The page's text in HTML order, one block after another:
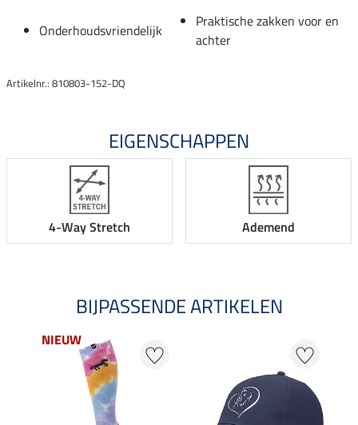
Onderhoudsvriendelijk
Praktische zakken voor en
achter
Artikelnr.: 810803-152-DQ
EIGENSCHAPPEN
4-Way Stretch Ademend
BIJPASSENDE ARTIKELEN
NIEUW